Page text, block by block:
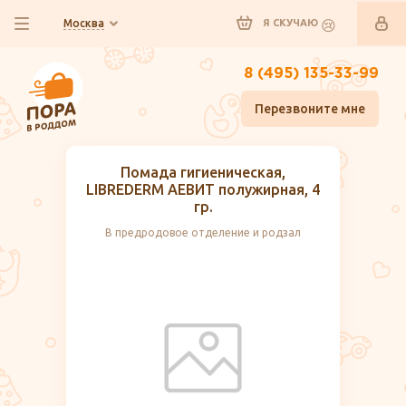
Москва Я СКУЧАЮ
8 (495) 135-33-99
Перезвоните мне
Помада гигиеническая,
LIBREDERM АЕВИТ полужирная, 4
гр.
В предродовое отделение и родзал